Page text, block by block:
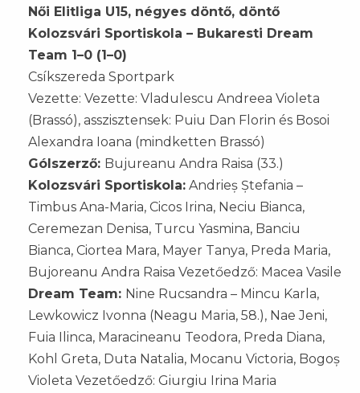
Női Elitliga U15, négyes döntő, döntő
Kolozsvári Sportiskola – Bukaresti Dream
Team 1–0 (1–0)
Csíkszereda Sportpark
Vezette: Vezette: Vladulescu Andreea Violeta
(Brassó), asszisztensek: Puiu Dan Florin és Bosoi
Alexandra Ioana (mindketten Brassó)
Gólszerző: Bujureanu Andra Raisa (33.)
Kolozsvári Sportiskola: Andrieș Ștefania –
Timbus Ana-Maria, Cicos Irina, Neciu Bianca,
Ceremezan Denisa, Turcu Yasmina, Banciu
Bianca, Ciortea Mara, Mayer Tanya, Preda Maria,
Bujoreanu Andra Raisa Vezetőedző: Macea Vasile
Dream Team: Nine Rucsandra – Mincu Karla,
Lewkowicz Ivonna (Neagu Maria, 58.), Nae Jeni,
Fuia Ilinca, Maracineanu Teodora, Preda Diana,
Kohl Greta, Duta Natalia, Mocanu Victoria, Bogoș
Violeta Vezetőedző: Giurgiu Irina Maria